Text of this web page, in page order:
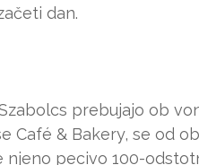
dan.
prebujajo ob
Café & Bakery, se od
pecivo 100-